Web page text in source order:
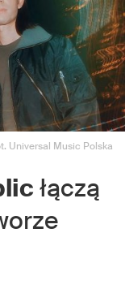
Universal Music Polska
łączą